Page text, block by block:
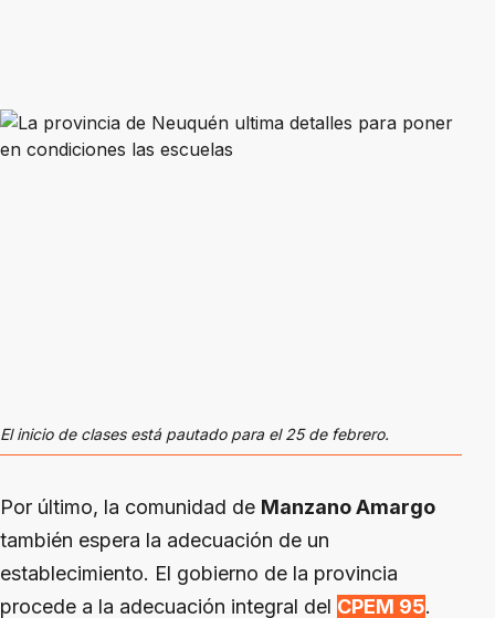
El inicio de clases está pautado para el 25 de febrero.
Por último, la comunidad de Manzano Amargo
también espera la adecuación de un
establecimiento. El gobierno de la provincia
procede a la adecuación integral del CPEM 95.